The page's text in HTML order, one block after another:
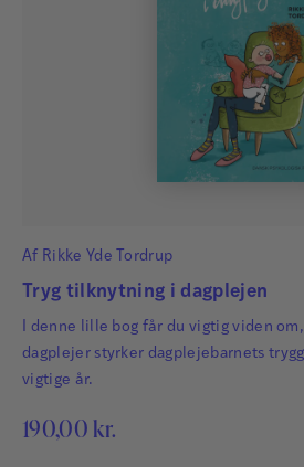
Af Rikke Yde Tordrup
Tryg tilknytning i dagplejen
I denne lille bog får du vigtig viden
dagplejer styrker dagplejebarnets
vigtige år.
190,00 kr.